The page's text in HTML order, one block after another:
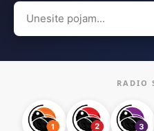
Search
for:
RADIO